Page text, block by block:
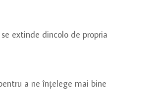
extinde dincolo de propria
a ne înțelege mai bine